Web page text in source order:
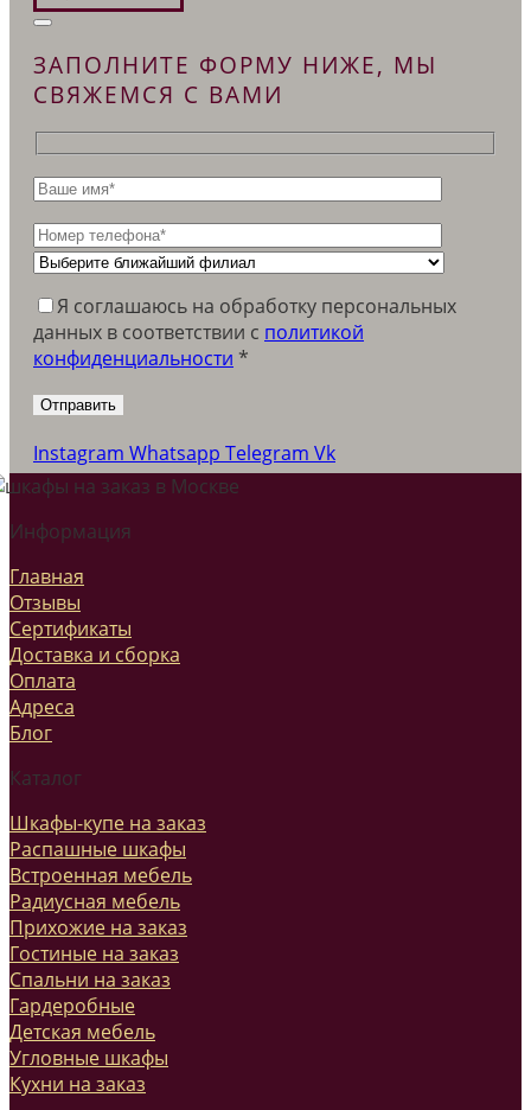
ЗАПОЛНИТЕ ФОРМУ НИЖЕ, МЫ
СВЯЖЕМСЯ С ВАМИ
Я соглашаюсь на обработку персональных
данных в соответствии c политикой
конфиденциальности *
Instagram Whatsapp Telegram Vk
Информация
Главная
Отзывы
Сертификаты
Доставка и сборка
Оплата
Адреса
Блог
Каталог
Шкафы-купе на заказ
Распашные шкафы
Встроенная мебель
Радиусная мебель
Прихожие на заказ
Гостиные на заказ
Спальни на заказ
Гардеробные
Детская мебель
Угловные шкафы
Кухни на заказ